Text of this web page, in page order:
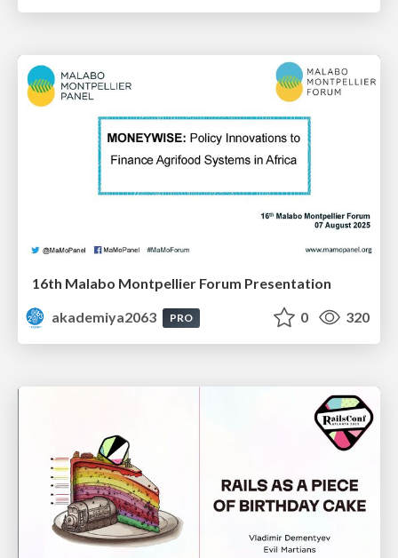
16th Malabo Montpellier Forum Presentation
akademiya2063
PRO 0 320